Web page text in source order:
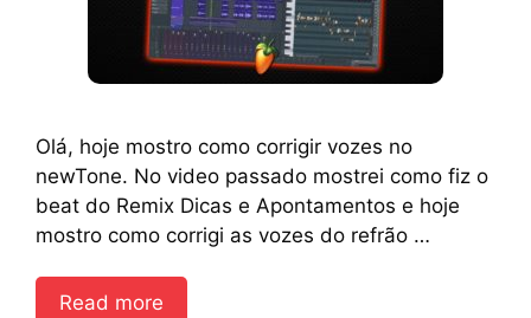
Olá, hoje mostro como corrigir vozes no
newTone. No video passado mostrei como fiz o
beat do Remix Dicas e Apontamentos e hoje
mostro como corrigi as vozes do refrão …
Read more